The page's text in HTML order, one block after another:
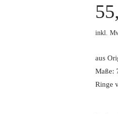
inkl.
aus
Maße:
Ringe